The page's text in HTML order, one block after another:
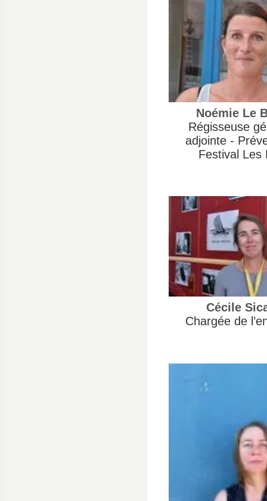
Noémie Le
Régisseuse
adjointe -
Festival Les
Cécile
Chargée de